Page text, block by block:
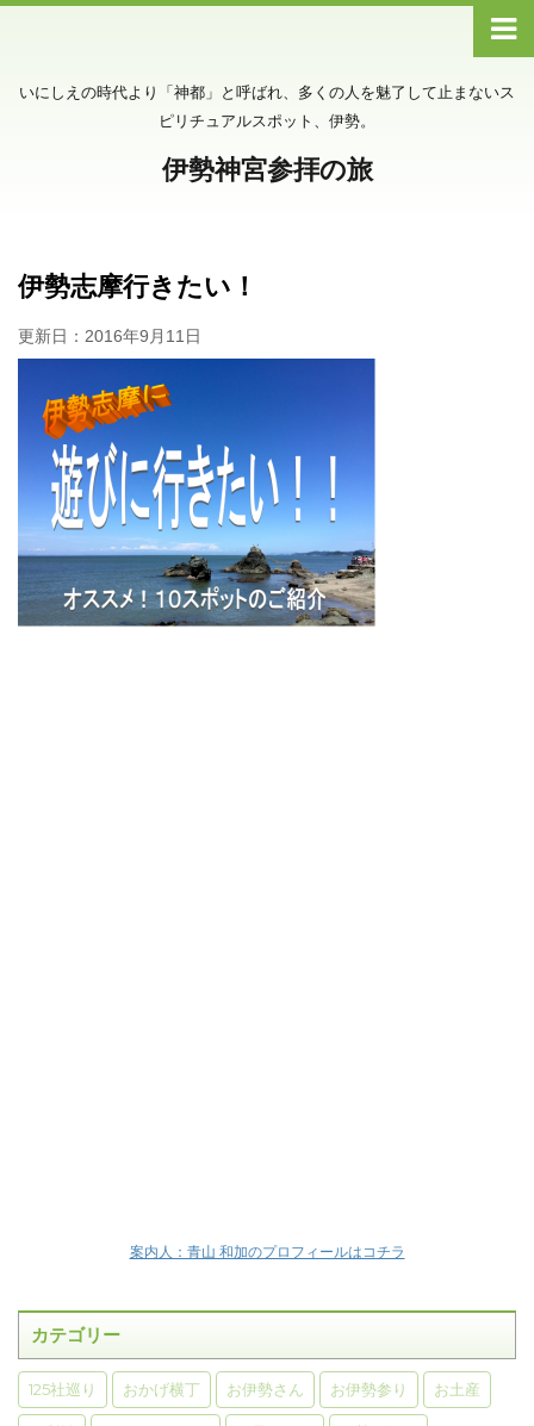
いにしえの時代より「神都」と呼ばれ、多くの人を魅了して止まないス
ピリチュアルスポット、伊勢。
伊勢神宮参拝の旅
伊勢志摩行きたい！
更新日： 2016年9月11日
案内人：青山 和加のプロフィールはコチラ
カテゴリー
125社巡り おかげ横丁 お伊勢さん お伊勢参り お土産